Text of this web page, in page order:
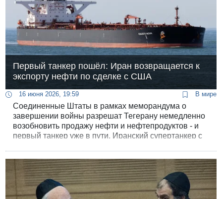
Первый танкер пошёл: Иран возвращается к
экспорту нефти по сделке с США
16 июня 2026, 19:59 В мире
Соединенные Штаты в рамках меморандума о
завершении войны разрешат Тегерану немедленно
возобновить продажу нефти и нефтепродуктов - и
первый танкер уже в пути. Иранский супертанкер с
транспондером.